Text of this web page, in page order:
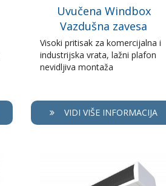
Uvučena Windbox
Vazdušna zavesa
Visoki pritisak za komercijalna i
industrijska vrata, lažni plafon
nevidljiva montaža
VIDI VIŠE INFORMACIJA